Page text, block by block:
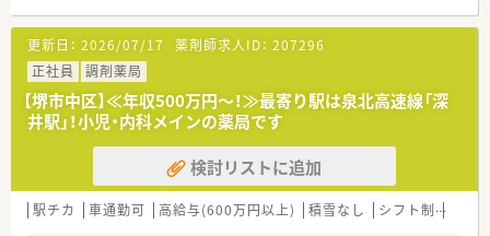
＜こんな法人です＞
■介護施設を運営している企業のグループ会社となり、関連施設
の在宅業務を請け負っておられます。
■大阪府に3店舗の調剤薬局を運営しています。
■設立は2016年とまだ新しい企業です。
■施設との関係性もしっかり構築しており、他業種の方と密にコ
ンタクトを取っているため、往診同行も必須ではなく、それぞれ
のペース配分で業務が出来る環境となっております。
■オンコール対応は交代で行っておりますので、メリハリをつけ
た勤務が可能です。
■外来での対面業務はほぼございませんが、その分施設の患者様
更新日： 2026/07/17 薬剤師求人ID： 207296
正社員
調剤薬局
【堺市中区】≪年収500万円～！≫最寄り駅は泉北高速線「深
井駅」！小児・内科メインの薬局です
検討リストに追加
駅チカ 車通勤可 高給与(600万円以上) 積雪なし シフト制